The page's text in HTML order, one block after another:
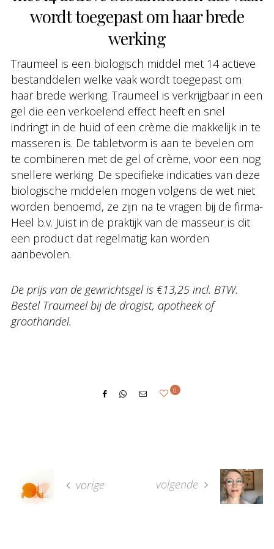
wordt toegepast om haar brede
werking
Traumeel is een biologisch middel met 14 actieve
bestanddelen welke vaak wordt toegepast om
haar brede werking. Traumeel is verkrijgbaar in een
gel die een verkoelend effect heeft en snel
indringt in de huid of een crème die makkelijk in te
masseren is. De tabletvorm is aan te bevelen om
te combineren met de gel of crème, voor een nog
snellere werking. De specifieke indicaties van deze
biologische middelen mogen volgens de wet niet
worden benoemd, ze zijn na te vragen bij de firma-
Heel b.v. Juist in de praktijk van de masseur is dit
een product dat regelmatig kan worden
aanbevolen.
De prijs van de gewrichtsgel is €13,25 incl. BTW.
Bestel Traumeel bij de drogist, apotheek of
groothandel.
0
vorige volgende